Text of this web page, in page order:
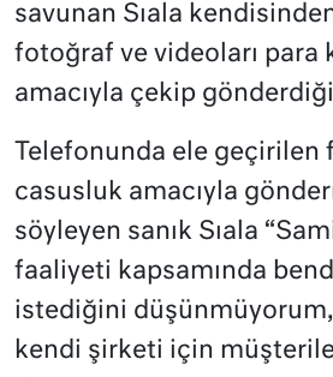
savunan Sıala
fotoğraf ve videoları para
amacıyla çekip
Telefonunda ele geçirilen
casusluk amacıyla
söyleyen sanık Sıala
faaliyeti kapsamında
istediğini
kendi şirketi için